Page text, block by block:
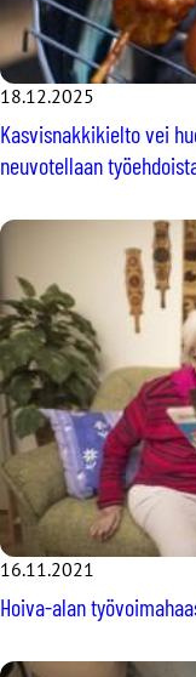
18.12.2025
Kasvisnakkikielto vei
neuvotellaan
16.11.2021
Hoiva-alan